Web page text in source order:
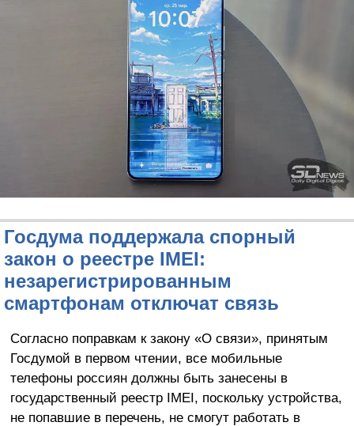
Госдума поддержала спорный
закон о реестре IMEI:
незарегистрированным
смартфонам отключат связь
Согласно поправкам к закону «О связи», принятым
Госдумой в первом чтении, все мобильные
телефоны россиян должны быть занесены в
государственный реестр IMEI, поскольку устройства,
не попавшие в перечень, не смогут работать в